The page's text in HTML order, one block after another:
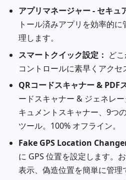
アプリマネージャー - セキュ
トール済みアプリを効率的
理します。
スマートクイック設定： ど
コントロールに素早くアクセ
QRコードスキャナー & PDF
ードスキャナー & ジェネレ
キュメントスキャナー、9つ
ツール。100% オフライン。
Fake GPS Location
に GPS 位置を設定します。
表示、偽造位置を簡単に管理